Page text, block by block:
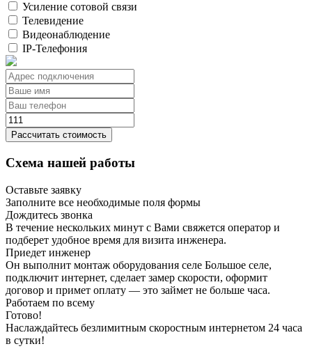
Усиление сотовой связи
Телевидение
Видеонаблюдение
IP-Телефония
Рассчитать стоимость
Схема нашей работы
Оставьте заявку
Заполните все необходимые поля формы
Дождитесь звонка
В течение нескольких минут с Вами свяжется оператор и
подберет удобное время для визита инженера.
Приедет инженер
Он выполнит монтаж оборудования селе Большое селе,
подключит интернет, сделает замер скорости, оформит
договор и примет оплату — это займет не больше часа.
Работаем по всему
Готово!
Наслаждайтесь безлимитным скоростным интернетом 24 часа
в сутки!